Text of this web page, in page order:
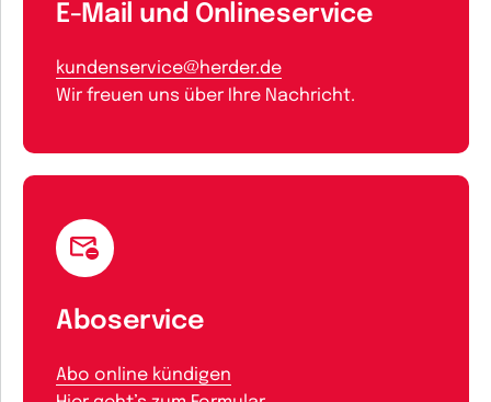
E-Mail und Onlineservice
kundenservice@herder.de
Wir freuen uns über Ihre Nachricht.
Aboservice
Abo online kündigen